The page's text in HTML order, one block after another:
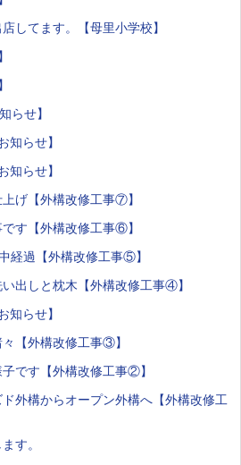
してます。【母里小学校】
らせ】
知らせ】
知らせ】
げ【外構改修工事⑦】
す【外構改修工事⑥】
経過【外構改修工事⑤】
出しと枕木【外構改修工事④】
知らせ】
【外構改修工事③】
です【外構改修工事②】
外構からオープン外構へ【外構改修工
す。